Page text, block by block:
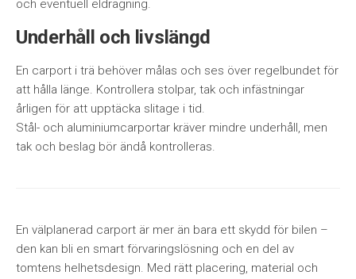
och eventuell eldragning.
Underhåll och livslängd
En carport i trä behöver målas och ses över regelbundet för
att hålla länge. Kontrollera stolpar, tak och infästningar
årligen för att upptäcka slitage i tid.
Stål- och aluminiumcarportar kräver mindre underhåll, men
tak och beslag bör ändå kontrolleras.
En välplanerad carport är mer än bara ett skydd för bilen –
den kan bli en smart förvaringslösning och en del av
tomtens helhetsdesign. Med rätt placering, material och